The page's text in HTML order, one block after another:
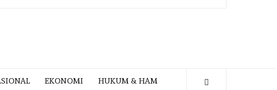
EKONOMI HUKUM & HAM